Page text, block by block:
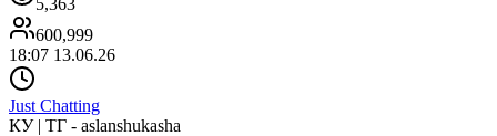
600,999
18:07 13.06.26
Just Chatting
КУ | ТГ - aslanshukasha